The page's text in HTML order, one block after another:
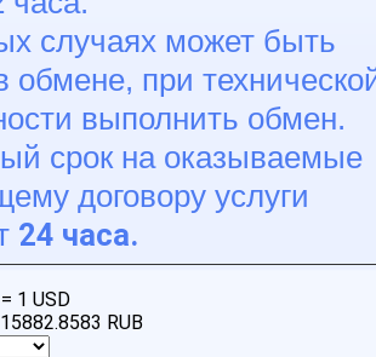
случаях может быть
обмене, при
выполнить обмен.
срок на оказываемые
договору услуги
24 часа.
1 USD
RUB